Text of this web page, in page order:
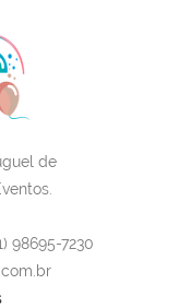
de
98695-7230